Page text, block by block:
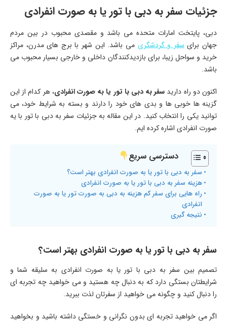
جزئیات سفر به دبی با تور یا به صورت انفرادی
دبی، پایتخت امارات متحده می باشد و مقصدی محبوب در بین مردم
جهان برایسفر و گردشگری می باشد. این شهر با برج های ‏مدرن، مراکز
خرید و سواحل زیبا، برای بازدیدکنندگان داخلی و خارجی بسیار محبوب می
باشد.
اکنون دو راه دارید سفر به دبی با تور یا به صورت انفرادی، هر کدام از این
گزینه ‌ها خوبی ها و بدی های خود را ‏دارند و بسته به شرایط خود، می
‌توانید یکی را انتخاب کنید.‏ در این مقاله به جزئیات سفر به دبی با تور با یه
صورت انفرادی اشاره کرده ایم.
دسترسی سریع
سفر به دبی با تور یا به صورت انفرادی بهتر است؟
هزینه سفر به دبی با تور یا به صورت انفرادی
راه هایی برای سفر کم هزینه به دبی به صورت تور یا به صورت
انفرادی
نتیجه گیری
سفر به دبی با تور یا به صورت انفرادی بهتر است؟
تصمیم بین سفر به دبی با تور یا به صورت انفرادی به سلیقه شما و
شرایطتان بستگی دارد که به دنبال چه هستید و می خواهید چه تجربه ‌ای
را دنبال ‌کنید و چگونه می ‌خواهید از سفرتان لذت ببرید.
اگر می ‌خواهید تجربه ‌ای بدون نگرانی و خستگی داشته باشید و بخواهید